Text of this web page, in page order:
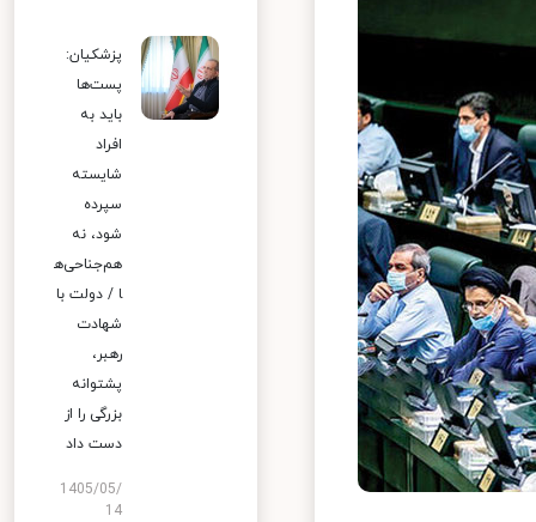
پزشکیان:
پست‌ها
باید به
افراد
شایسته
سپرده
شود، نه
هم‌جناحی‌ه
ا / دولت با
شهادت
رهبر،
پشتوانه
بزرگی را از
دست داد
1405/05/
14